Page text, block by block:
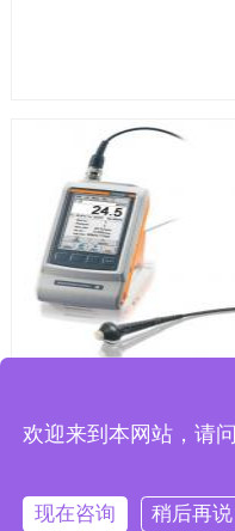
询价
欢迎来到本网站，请
现在咨询 稍后再说